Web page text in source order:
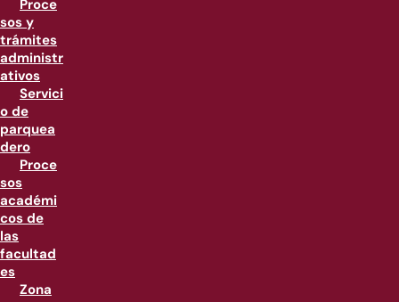
Proce
sos y
trámites
administr
ativos
Servici
o de
parquea
dero
Proce
sos
académi
cos de
las
facultad
es
Zona